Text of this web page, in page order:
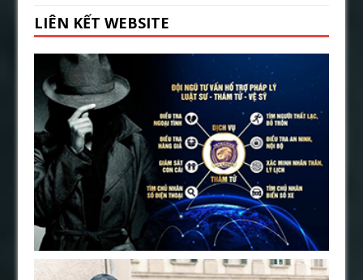
LIÊN KẾT WEBSITE